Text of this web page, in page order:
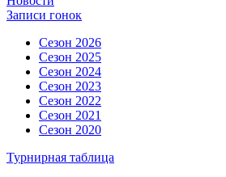
Записи гонок
Сезон 2026
Сезон 2025
Сезон 2024
Сезон 2023
Сезон 2022
Сезон 2021
Сезон 2020
Турнирная таблица